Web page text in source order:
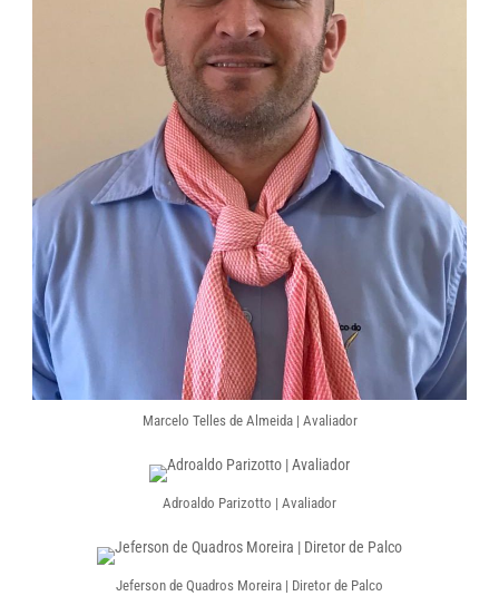
Marcelo Telles de Almeida | Avaliador
Adroaldo Parizotto | Avaliador
Jeferson de Quadros Moreira | Diretor de Palco